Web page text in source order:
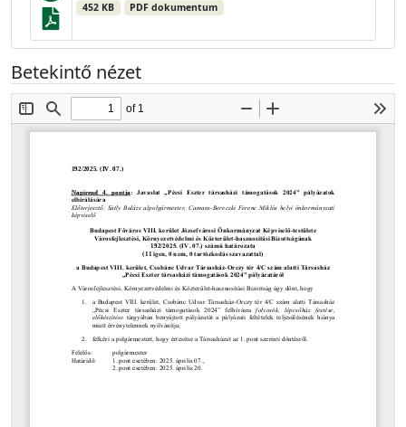
452 KB PDF dokumentum
Betekintő nézet